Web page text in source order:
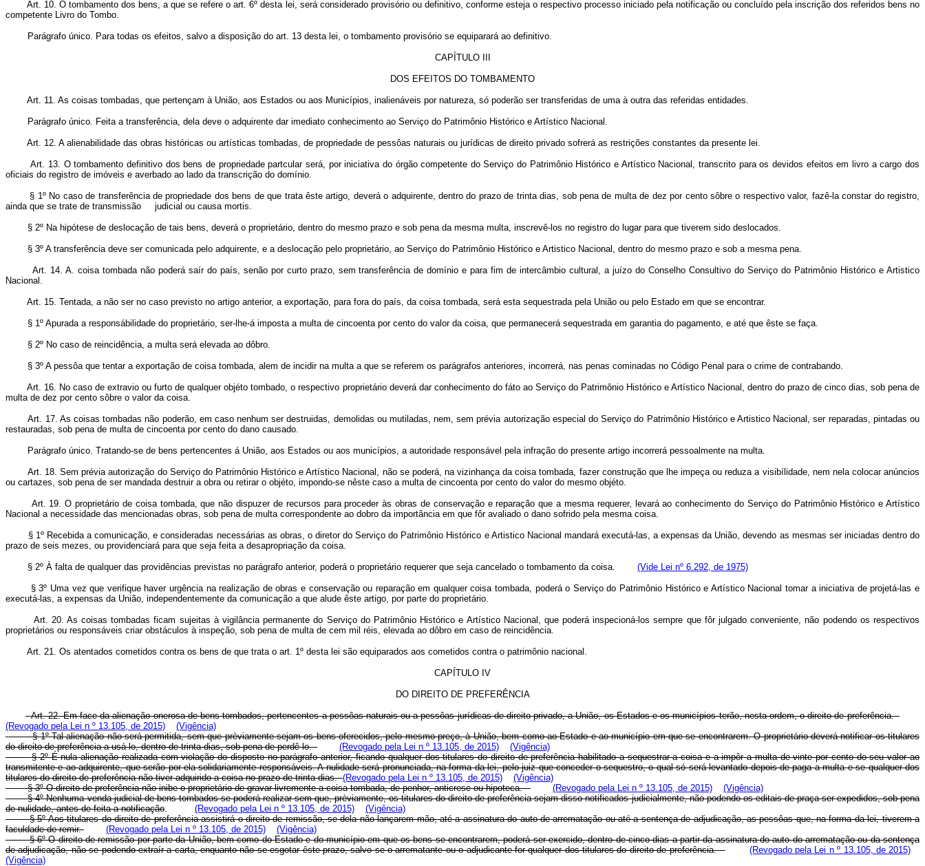
Art. 10. O tombamento dos bens, a que se refere o art. 6º desta lei, será considerado provisório ou definitivo, conforme esteja o respectivo processo iniciado pela notificação ou concluído pela inscrição dos referidos bens no
competente Livro do Tombo.
Parágrafo único. Para todas os efeitos, salvo a disposição do art. 13 desta lei, o tombamento provisório se equiparará ao definitivo.
CAPÍTULO III
DOS EFEITOS DO TOMBAMENTO
Art. 11. As coisas tombadas, que pertençam à União, aos Estados ou aos Municípios, inalienáveis por natureza, só poderão ser transferidas de uma à outra das referidas entidades.
Parágrafo único. Feita a transferência, dela deve o adquirente dar imediato conhecimento ao Serviço do Patrimônio Histórico e Artístico Nacional.
Art. 12. A alienabilidade das obras históricas ou artísticas tombadas, de propriedade de pessôas naturais ou jurídicas de direito privado sofrerá as restrições constantes da presente lei.
Art. 13. O tombamento definitivo dos bens de propriedade partcular será, por iniciativa do órgão competente do Serviço do Patrimônio Histórico e Artístico Nacional, transcrito para os devidos efeitos em livro a cargo dos
oficiais do registro de imóveis e averbado ao lado da transcrição do domínio.
§ 1º No caso de transferência de propriedade dos bens de que trata êste artigo, deverá o adquirente, dentro do prazo de trinta dias, sob pena de multa de dez por cento sôbre o respectivo valor, fazê-la constar do registro,
ainda que se trate de transmissão judicial ou causa mortis.
§ 2º Na hipótese de deslocação de tais bens, deverá o proprietário, dentro do mesmo prazo e sob pena da mesma multa, inscrevê-los no registro do lugar para que tiverem sido deslocados.
§ 3º A transferência deve ser comunicada pelo adquirente, e a deslocação pelo proprietário, ao Serviço do Patrimônio Histórico e Artistico Nacional, dentro do mesmo prazo e sob a mesma pena.
Art. 14. A. coisa tombada não poderá saír do país, senão por curto prazo, sem transferência de domínio e para fim de intercâmbio cultural, a juízo do Conselho Consultivo do Serviço do Patrimônio Histórico e Artistico
Nacional.
Art. 15. Tentada, a não ser no caso previsto no artigo anterior, a exportação, para fora do país, da coisa tombada, será esta sequestrada pela União ou pelo Estado em que se encontrar.
§ 1º Apurada a responsábilidade do proprietário, ser-lhe-á imposta a multa de cincoenta por cento do valor da coisa, que permanecerá sequestrada em garantia do pagamento, e até que êste se faça.
§ 2º No caso de reincidência, a multa será elevada ao dôbro.
§ 3º A pessôa que tentar a exportação de coisa tombada, alem de incidir na multa a que se referem os parágrafos anteriores, incorrerá, nas penas cominadas no Código Penal para o crime de contrabando.
Art. 16. No caso de extravio ou furto de qualquer objéto tombado, o respectivo proprietário deverá dar conhecimento do fáto ao Serviço do Patrimônio Histórico e Artístico Nacional, dentro do prazo de cinco dias, sob pena de
multa de dez por cento sôbre o valor da coisa.
Art. 17. As coisas tombadas não poderão, em caso nenhum ser destruidas, demolidas ou mutiladas, nem, sem prévia autorização especial do Serviço do Patrimônio Histórico e Artistico Nacional, ser reparadas, pintadas ou
restauradas, sob pena de multa de cincoenta por cento do dano causado.
Parágrafo único. Tratando-se de bens pertencentes á União, aos Estados ou aos municípios, a autoridade responsável pela infração do presente artigo incorrerá pessoalmente na multa.
Art. 18. Sem prévia autorização do Serviço do Patrimônio Histórico e Artístico Nacional, não se poderá, na vizinhança da coisa tombada, fazer construção que lhe impeça ou reduza a visibílidade, nem nela colocar anúncios
ou cartazes, sob pena de ser mandada destruir a obra ou retirar o objéto, impondo-se nêste caso a multa de cincoenta por cento do valor do mesmo objéto.
Art. 19. O proprietário de coisa tombada, que não dispuzer de recursos para proceder às obras de conservação e reparação que a mesma requerer, levará ao conhecimento do Serviço do Patrimônio Histórico e Artístico
Nacional a necessidade das mencionadas obras, sob pena de multa correspondente ao dobro da importância em que fôr avaliado o dano sofrido pela mesma coisa.
§ 1º Recebida a comunicação, e consideradas necessárias as obras, o diretor do Serviço do Patrimônio Histórico e Artistico Nacional mandará executá-las, a expensas da União, devendo as mesmas ser iniciadas dentro do
prazo de seis mezes, ou providenciará para que seja feita a desapropriação da coisa.
§ 2º À falta de qualquer das providências previstas no parágrafo anterior, poderá o proprietário requerer que seja cancelado o tombamento da coisa. (Vide Lei nº 6.292, de 1975)
§ 3º Uma vez que verifique haver urgência na realização de obras e conservação ou reparação em qualquer coisa tombada, poderá o Serviço do Patrimônio Histórico e Artístico Nacional tomar a iniciativa de projetá-las e
executá-las, a expensas da União, independentemente da comunicação a que alude êste artigo, por parte do proprietário.
Art. 20. As coisas tombadas ficam sujeitas à vigilância permanente do Serviço do Patrimônio Histórico e Artístico Nacional, que poderá inspecioná-los sempre que fôr julgado conveniente, não podendo os respectivos
proprietários ou responsáveis criar obstáculos à inspeção, sob pena de multa de cem mil réis, elevada ao dôbro em caso de reincidência.
Art. 21. Os atentados cometidos contra os bens de que trata o art. 1º desta lei são equiparados aos cometidos contra o patrimônio nacional.
CAPÍTULO IV
DO DIREITO DE PREFERÊNCIA
Art. 22. Em face da alienação onerosa de bens tombados, pertencentes a pessôas naturais ou a pessôas jurídicas de direito privado, a União, os Estados e os municípios terão, nesta ordem, o direito de preferência.
(Revogado pela Lei n º 13.105, de 2015)
(Vigência)
§ 1º Tal alienação não será permitida, sem que prèviamente sejam os bens oferecidos, pelo mesmo preço, à União, bem como ao Estado e ao município em que se encontrarem. O proprietário deverá notificar os titulares
do direito de preferência a usá-lo, dentro de trinta dias, sob pena de perdê-lo.
(Revogado pela Lei n º 13.105, de 2015)
(Vigência)
§ 2º É nula alienação realizada com violação do disposto no parágrafo anterior, ficando qualquer dos titulares do direito de preferência habilitado a sequestrar a coisa e a impôr a multa de vinte por cento do seu valor ao
transmitente e ao adquirente, que serão por ela solidariamente responsáveis. A nulidade será pronunciada, na forma da lei, pelo juiz que conceder o sequestro, o qual só será levantado depois de paga a multa e se qualquer dos
titulares do direito de preferência não tiver adquirido a coisa no prazo de trinta dias.(Revogado pela Lei n º 13.105, de 2015)
(Vigência)
§ 3º O direito de preferência não inibe o proprietário de gravar livremente a coisa tombada, de penhor, anticrese ou hipoteca.
(Revogado pela Lei n º 13.105, de 2015)
(Vigência)
§ 4º Nenhuma venda judicial de bens tombados se poderá realizar sem que, prèviamente, os titulares do direito de preferência sejam disso notificados judicialmente, não podendo os editais de praça ser expedidos, sob pena
de nulidade, antes de feita a notificação. (Revogado pela Lei n º 13.105, de 2015)
(Vigência)
§ 5º Aos titulares do direito de preferência assistirá o direito de remissão, se dela não lançarem mão, até a assinatura do auto de arrematação ou até a sentença de adjudicação, as pessôas que, na forma da lei, tiverem a
faculdade de remir.
(Revogado pela Lei n º 13.105, de 2015)
(Vigência)
§ 6º O direito de remissão por parte da União, bem como do Estado e do município em que os bens se encontrarem, poderá ser exercido, dentro de cinco dias a partir da assinatura do auto do arrematação ou da sentença
de adjudicação, não se podendo extraír a carta, enquanto não se esgotar êste prazo, salvo se o arrematante ou o adjudicante for qualquer dos titulares do direito de preferência.
(Revogado pela Lei n º 13.105, de 2015)
(Vigência)